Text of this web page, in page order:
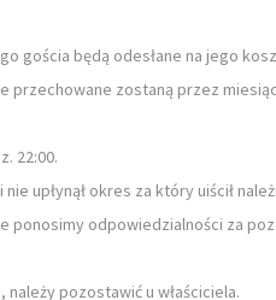
gościa będą odesłane na jego
zostaną przez
22:00.
upłynął okres za który uiścił
ponosimy odpowiedzialności za
pozostawić u właściciela.